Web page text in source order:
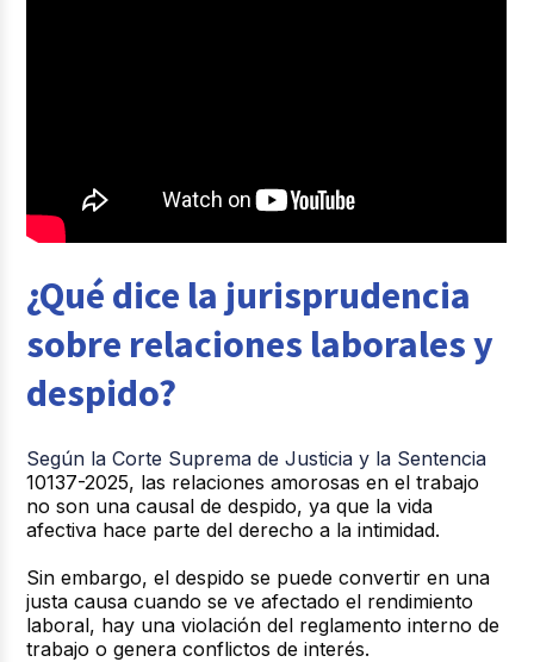
¿Qué dice la jurisprudencia
sobre relaciones laborales y
despido?
Según la Corte Suprema de Justicia y la Sentencia
10137-2025, las relaciones amorosas en el trabajo
no son una causal de despido, ya que la vida
afectiva hace parte del derecho a la intimidad.
Sin embargo, el despido se puede convertir en una
justa causa cuando se ve afectado el rendimiento
laboral, hay una violación del reglamento interno de
trabajo o genera conflictos de interés.